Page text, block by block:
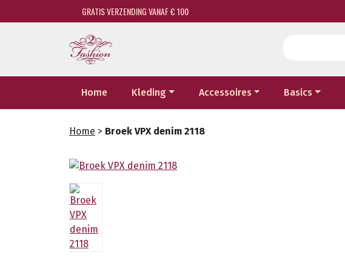
GRATIS VERZENDING VANAF € 100
Home Kleding Accessoires Basics
Home > Broek VPX denim 2118